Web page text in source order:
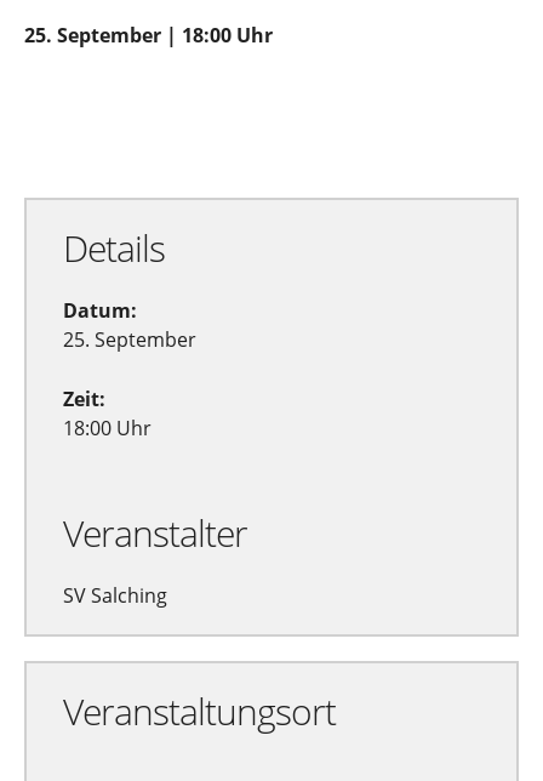
25. September | 18:00 Uhr
Details
Datum:
25. September
Zeit:
18:00 Uhr
Veranstalter
SV Salching
Veranstaltungsort